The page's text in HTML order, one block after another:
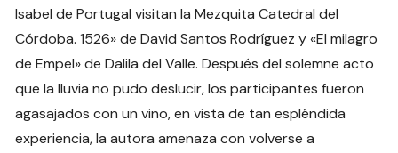
Isabel de Portugal visitan la Mezquita Catedral del
Córdoba. 1526» de David Santos Rodríguez y «El milagro
de Empel» de Dalila del Valle. Después del solemne acto
que la lluvia no pudo deslucir, los participantes fueron
agasajados con un vino, en vista de tan espléndida
experiencia, la autora amenaza con volverse a